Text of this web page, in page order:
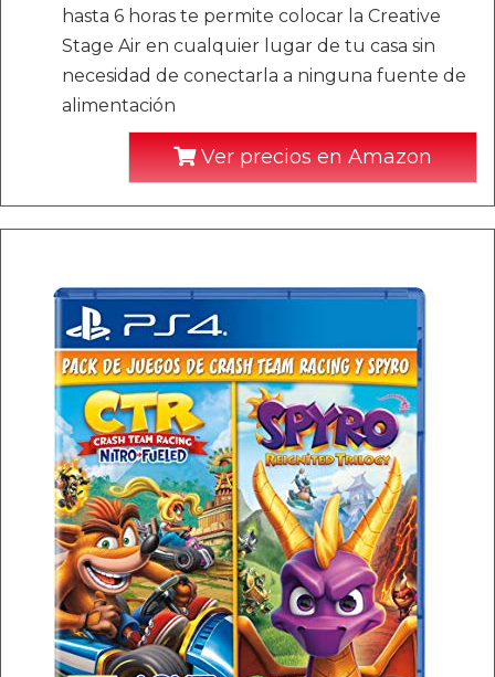
hasta 6 horas te permite colocar la Creative
Stage Air en cualquier lugar de tu casa sin
necesidad de conectarla a ninguna fuente de
alimentación
Ver precios en Amazon